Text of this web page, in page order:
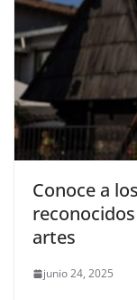
Conoce a
artes
junio 24, 2025